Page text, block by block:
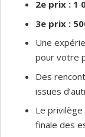
2e prix : 1
3e prix :
Une
pour votre
Des
issues
Le
finale des